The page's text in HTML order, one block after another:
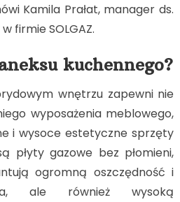
Kamila Prałat, manager ds.
firmie SOLGAZ.
kuchennego?
wnętrzu zapewni nie
wyposażenia meblowego,
i wysoce estetyczne sprzęty
płyty gazowe bez płomieni,
ogromną oszczędność i
ale również wysoką